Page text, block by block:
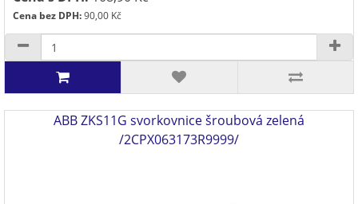
Cena bez DPH:90,00 Kč
ABB ZKS11G svorkovnice šroubová zelená
/2CPX063173R9999/